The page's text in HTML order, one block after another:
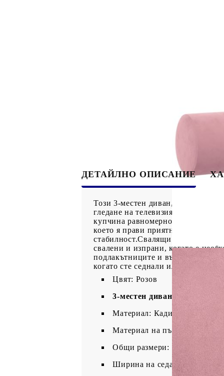
ДЕТАЙЛНО ОПИСАНИЕ
Този 3-местен диван, който се
гледане на телевизия или просто
купчина равномерно отрязани
което я прави приятна на
стабилност.Свалящи се калъфки
свалени и изпрани, когато е
подлакътниците и възглавниците
когато сте седнали или легнали.
Цвят: Розов
3-местен диван:
Материал: Кадифе (100%
Материал на пълнежа: Пяна
Общи размери: 198 x 77 x
Ширина на седалката: 180 см